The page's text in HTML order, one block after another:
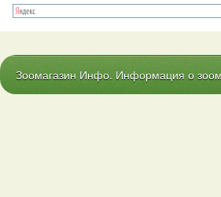
Зоомагазин Инфо. Информация о